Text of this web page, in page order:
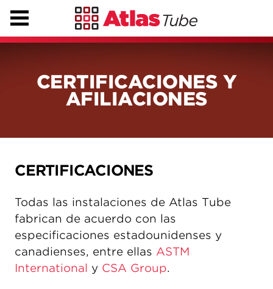
CERTIFICACIONES Y
AFILIACIONES
CERTIFICACIONES
Todas las instalaciones de Atlas Tube
fabrican de acuerdo con las
especificaciones estadounidenses y
canadienses, entre ellas ASTM
International y CSA Group.